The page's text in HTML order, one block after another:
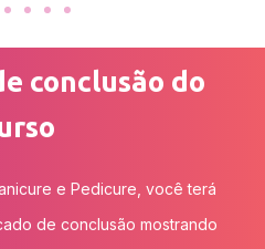
conclusão do
e Pedicure, você terá
de conclusão mostrando